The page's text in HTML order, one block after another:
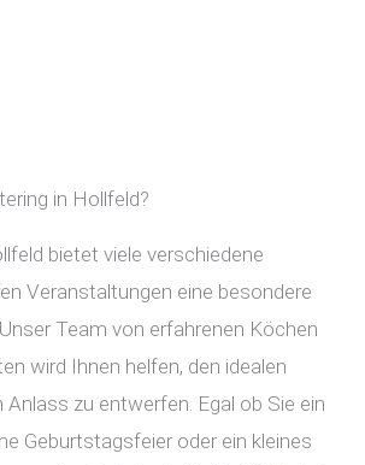
in Hollfeld?
bietet viele verschiedene
Veranstaltungen eine besondere
Team von erfahrenen Köchen
wird Ihnen helfen, den idealen
Anlass zu entwerfen. Egal ob Sie ein
Geburtstagsfeier oder ein kleines